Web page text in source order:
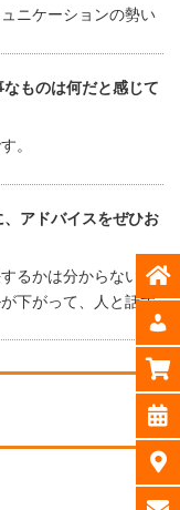
ニケーションの勢い
ものは何だと感じて
。
アドバイスをぜひお
るかは分からないけ
下がって、人と話す